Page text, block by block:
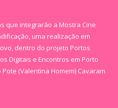
que integrarão a Mostra Cine
uma realização em
dentro do projeto Portos
Digitais e Encontros em Porto
(Valentina Homem) Cavaram